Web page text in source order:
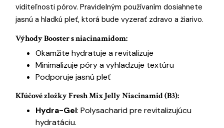
viditeľnosti pórov. Pravidelným používaním dosiahnete
jasnú a hladkú pleť, ktorá bude vyzerať zdravo a žiarivo.
Výhody Booster s niacinamidom:
Okamžite hydratuje a revitalizuje
Minimalizuje póry a vyhladzuje textúru
Podporuje jasnú pleť
Kľúčové zložky Fresh Mix Jelly Niacinamid (B3):
Hydra-Gel: Polysacharid pre revitalizujúcu
hydratáciu.